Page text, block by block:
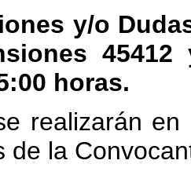
y/o
horas.
realizarán
de la